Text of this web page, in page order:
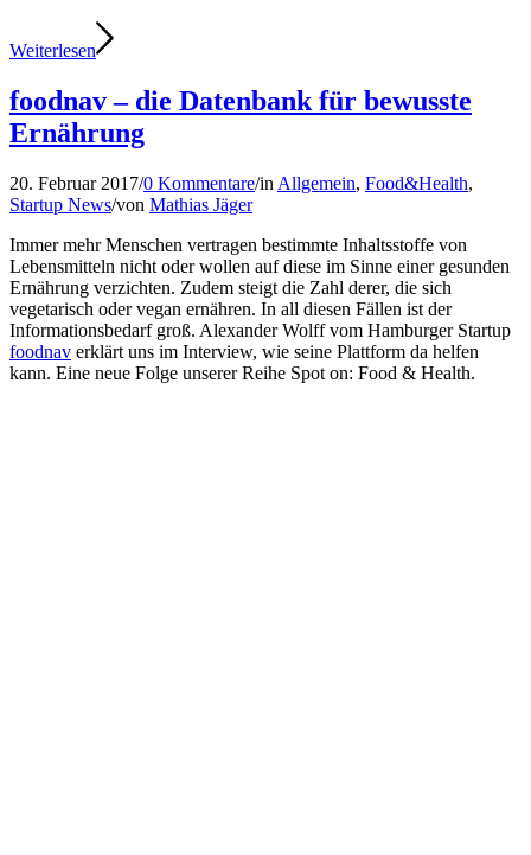
Weiterlesen
foodnav – die Datenbank für bewusste
Ernährung
20. Februar 2017/0 Kommentare/in Allgemein, Food&Health,
Startup News/von Mathias Jäger
Immer mehr Menschen vertragen bestimmte Inhaltsstoffe von
Lebensmitteln nicht oder wollen auf diese im Sinne einer gesunden
Ernährung verzichten. Zudem steigt die Zahl derer, die sich
vegetarisch oder vegan ernähren. In all diesen Fällen ist der
Informationsbedarf groß. Alexander Wolff vom Hamburger Startup
foodnav erklärt uns im Interview, wie seine Plattform da helfen
kann. Eine neue Folge unserer Reihe Spot on: Food & Health.